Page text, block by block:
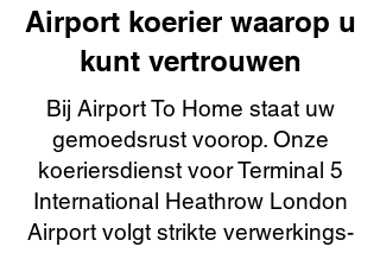
Airport koerier waarop u
kunt vertrouwen
Bij Airport To Home staat uw
gemoedsrust voorop. Onze
koeriersdienst voor Terminal 5
International Heathrow London
Airport volgt strikte verwerkings-